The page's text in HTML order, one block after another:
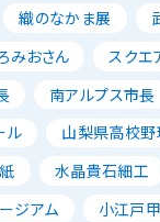
織のなかま展
みおさん スクエ
南アルプス市長
ル 山梨県高校
水晶貴石細工
ジアム 小江戸